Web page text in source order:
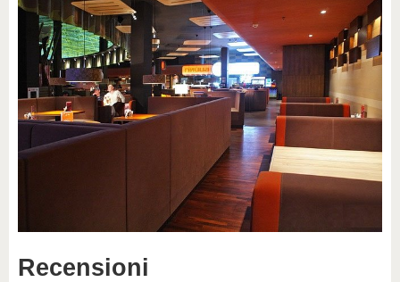
Recensioni